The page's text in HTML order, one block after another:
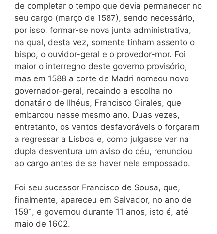
de completar o tempo que devia permanecer no
seu cargo (março de 1587), sendo necessário,
por isso, formar-se nova junta administrativa,
na qual, desta vez, somente tinham assento o
bispo, o ouvidor-geral e o provedor-mor. Foi
maior o interregno deste governo provisório,
mas em 1588 a corte de Madri nomeou novo
governador-geral, recaindo a escolha no
donatário de Ilhéus, Francisco Girales, que
embarcou nesse mesmo ano. Duas vezes,
entretanto, os ventos desfavoráveis o forçaram
a regressar a Lisboa e, como julgasse ver na
dupla desventura um aviso do céu, renunciou
ao cargo antes de se haver nele empossado.
Foi seu sucessor Francisco de Sousa, que,
finalmente, apareceu em Salvador, no ano de
1591, e governou durante 11 anos, isto é, até
maio de 1602.